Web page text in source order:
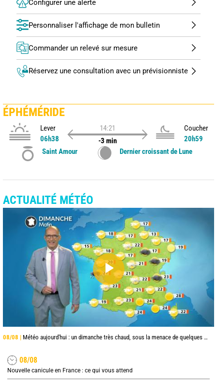
Configurer une alerte
Personnaliser l'affichage de mon bulletin
Commander un relevé sur mesure
Réservez une consultation avec un prévisionniste
ÉPHÉMÉRIDE
Lever
06h38
14:21
-3 min
Coucher
20h59
Saint Amour
Dernier croissant de Lune
ACTUALITÉ MÉTÉO
08/08 | Météo aujourd'hui : un dimanche très chaud, sous la menace de quelques orages
08/08
Nouvelle canicule en France : ce qui vous attend